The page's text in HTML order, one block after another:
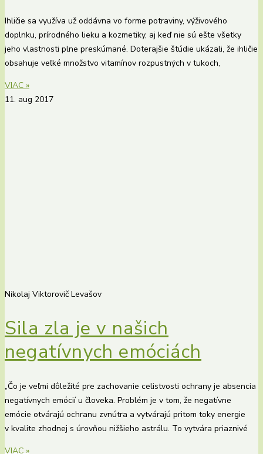
Ihličie sa využíva už oddávna vo forme potraviny, výživového
doplnku, prírodného lieku a kozmetiky, aj keď nie sú ešte všetky
jeho vlastnosti plne preskúmané. Doterajšie štúdie ukázali, že ihličie
obsahuje veľké množstvo vitamínov rozpustných v tukoch,
VIAC »
11. aug 2017
Nikolaj Viktorovič Levašov
Sila zla je v našich
negatívnych emóciách
„Čo je veľmi dôležité pre zachovanie celistvosti ochrany je absencia
negatívnych emócií u človeka. Problém je v tom, že negatívne
emócie otvárajú ochranu zvnútra a vytvárajú pritom toky energie
v kvalite zhodnej s úrovňou nižšieho astrálu. To vytvára priaznivé
VIAC »